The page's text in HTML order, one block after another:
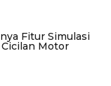
Fitur Simulasi
Cicilan Motor